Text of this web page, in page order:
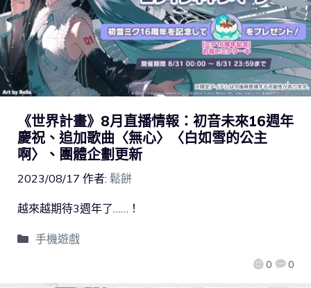
《世界計畫》8月直播情報：初音未來16週年
慶祝、追加歌曲〈無心〉〈白如雪的公主
啊〉、團體企劃更新
2023/08/17 作者: 鬆餅
0 0
越來越期待3週年了……！
手機遊戲